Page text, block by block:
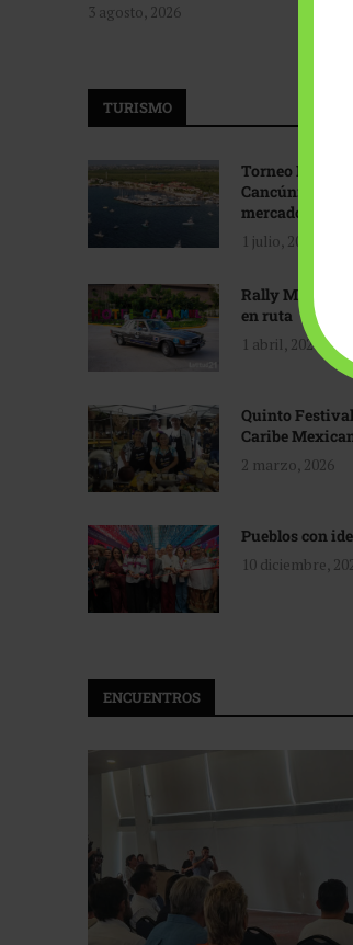
3 agosto, 2026
TURISMO
Torneo
Cancún:
mercados
1 julio, 2026
Rally Maya:
en ruta
1 abril, 2026
Quinto
Caribe
2 marzo, 2026
Pueblos con
10 diciembre,
ENCUENTROS